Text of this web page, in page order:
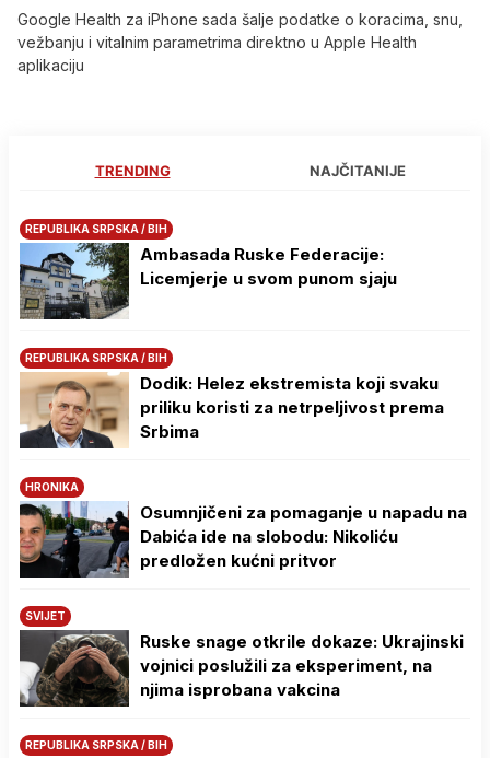
Google Health za iPhone sada šalje podatke o koracima, snu,
vežbanju i vitalnim parametrima direktno u Apple Health
aplikaciju
TRENDING NAJČITANIJE
REPUBLIKA SRPSKA / BIH
Ambasada Ruske Federacije:
Licemjerje u svom punom sjaju
REPUBLIKA SRPSKA / BIH
Dodik: Helez ekstremista koji svaku
priliku koristi za netrpeljivost prema
Srbima
HRONIKA
Osumnjičeni za pomaganje u napadu na
Dabića ide na slobodu: Nikoliću
predložen kućni pritvor
SVIJET
Ruske snage otkrile dokaze: Ukrajinski
vojnici poslužili za eksperiment, na
njima isprobana vakcina
REPUBLIKA SRPSKA / BIH